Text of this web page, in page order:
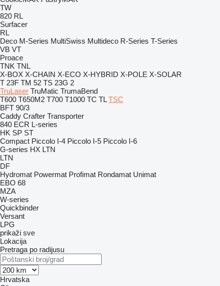
TW
820 RL
Surfacer
RL
Deco M-Series MultiSwiss Multideco R-Series T-Series
VB VT
Proace
TNK TNL
X-BOX X-CHAIN X-ECO X-HYBRID X-POLE X-SOLAR
T 23F TM 52 TS 23G 2
TruLaser TruMatic TrumaBend
T600 T650M2 T700 T1000 TC TL TSC
BFT 90/3
Caddy Crafter Transporter
840 ECR L-series
HK SP ST
Compact Piccolo I-4 Piccolo I-5 Piccolo I-6
G-series HX LTN
LTN
DF
Hydromat Powermat Profimat Rondamat Unimat
EBO 68
MZA
W-series
Quickbinder
Versant
LPG
prikaži sve
Lokacija
Pretraga po radijusu
Hrvatska